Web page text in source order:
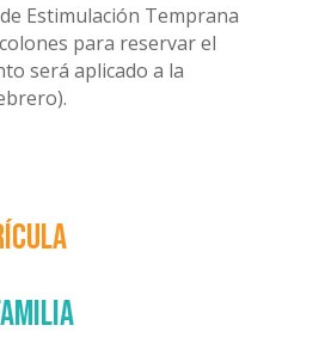
Estimulación Temprana
para reservar el
será aplicado a la